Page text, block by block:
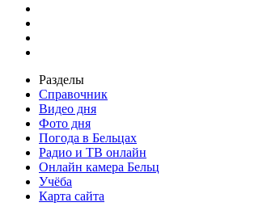
Разделы
Справочник
Видео дня
Фото дня
Погода в Бельцах
Радио и ТВ онлайн
Онлайн камера Бельц
Учёба
Карта сайта